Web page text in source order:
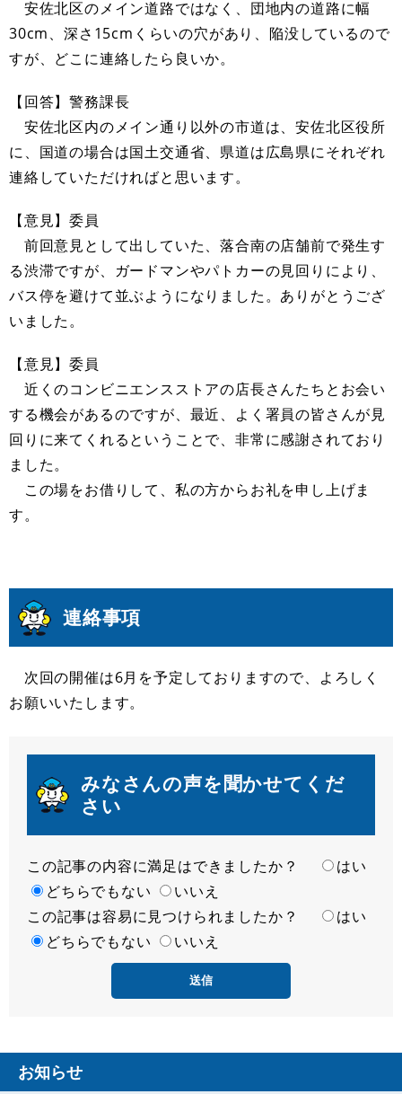
安佐北区のメイン道路ではなく、団地内の道路に幅
30cm、深さ15cmくらいの穴があり、陥没しているので
すが、どこに連絡したら良いか。
【回答】警務課長
安佐北区内のメイン通り以外の市道は、安佐北区役所
に、国道の場合は国土交通省、県道は広島県にそれぞれ
連絡していただければと思います。
【意見】委員
前回意見として出していた、落合南の店舗前で発生す
る渋滞ですが、ガードマンやパトカーの見回りにより、
バス停を避けて並ぶようになりました。ありがとうござ
いました。
【意見】委員
近くのコンビニエンスストアの店長さんたちとお会い
する機会があるのですが、最近、よく署員の皆さんが見
回りに来てくれるということで、非常に感謝されており
ました。
この場をお借りして、私の方からお礼を申し上げま
す。
連絡事項
次回の開催は6月を予定しておりますので、よろしく
お願いいたします。
みなさんの声を聞かせてくだ
さい
満
足
度
この記事の内容に満足はできましたか？
はい
どちらでもない
いいえ
容
易
この記事は容易に見つけられましたか？
はい
どちらでもない
いいえ
お知らせ